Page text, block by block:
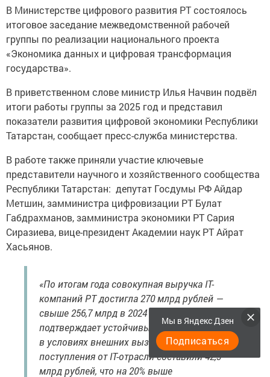
В Министерстве цифрового развития РТ состоялось
итоговое заседание межведомственной рабочей
группы по реализации национального проекта
«Экономика данных и цифровая трансформация
государства».
В приветственном слове министр Илья Начвин подвёл
итоги работы группы за 2025 год и представил
показатели развития цифровой экономики Республики
Татарстан, сообщает пресс-служба министерства.
В работе также приняли участие ключевые
представители научного и хозяйственного сообщества
Республики Татарстан: депутат Госдумы РФ Айдар
Метшин, замминистра цифровизации РТ Булат
Габдрахманов, замминистра экономики РТ Сария
Сиразиева, вице-президент Академии наук РТ Айрат
Хасьянов.
«По итогам года совокупная выручка IT-
компаний РТ достигла 270 млрд рублей —
свыше 256,7 млрд в 2024 году — что
подтверждает устойчивый рост сектора даже
в условиях внешних вызовов. Налоговые
поступления от IT-отрасли составили 42,3
млрд рублей, что на 20% выше
Мы в Яндекс Дзен
Подписаться